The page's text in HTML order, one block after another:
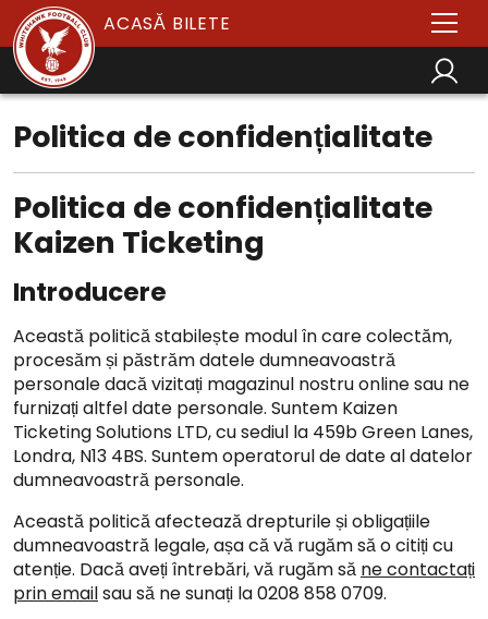
ACASĂ BILETE
Politica de confidențialitate
Politica de confidențialitate
Kaizen Ticketing
Introducere
Această politică stabilește modul în care colectăm,
procesăm și păstrăm datele dumneavoastră
personale dacă vizitați magazinul nostru online sau ne
furnizați altfel date personale. Suntem Kaizen
Ticketing Solutions LTD, cu sediul la 459b Green Lanes,
Londra, N13 4BS. Suntem operatorul de date al datelor
dumneavoastră personale.
Această politică afectează drepturile și obligațiile
dumneavoastră legale, așa că vă rugăm să o citiți cu
atenție. Dacă aveți întrebări, vă rugăm să ne contactați
prin emailsau să ne sunați la 0208 858 0709.